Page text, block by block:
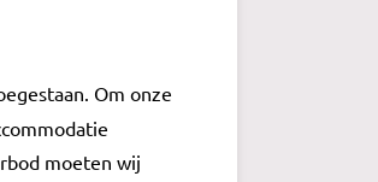
Om onze
moeten wij